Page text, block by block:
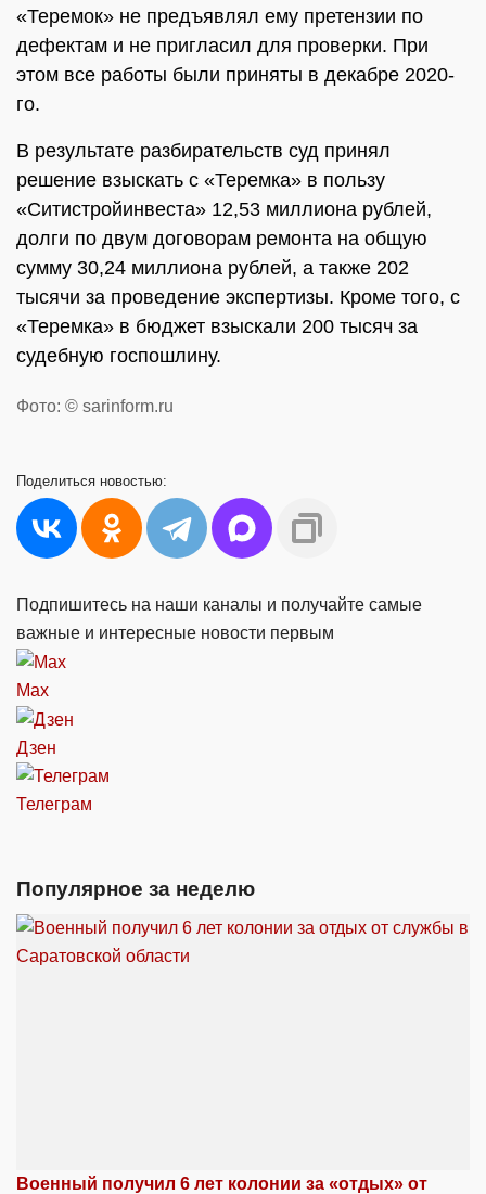
«Теремок» не предъявлял ему претензии по
дефектам и не пригласил для проверки. При
этом все работы были приняты в декабре 2020-
го.
В результате разбирательств суд принял
решение взыскать с «Теремка» в пользу
«Ситистройинвеста» 12,53 миллиона рублей,
долги по двум договорам ремонта на общую
сумму 30,24 миллиона рублей, а также 202
тысячи за проведение экспертизы. Кроме того, с
«Теремка» в бюджет взыскали 200 тысяч за
судебную госпошлину.
Фото: © sarinform.ru
Поделиться новостью:
Подпишитесь на наши каналы и получайте самые
важные и интересные новости первым
Max
Дзен
Телеграм
Популярное за неделю
Военный получил 6 лет колонии за «отдых» от